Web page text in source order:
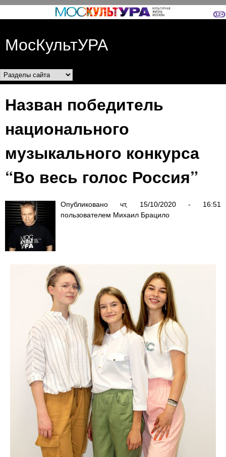
Перейти к основному
МосКультУРА
Разделы сайта
Назван победитель
национального
музыкального конкурса
“Во весь голос Россия”
Опубликовано чт, 15/10/2020 - 16:51
пользователем Михаил Брацило